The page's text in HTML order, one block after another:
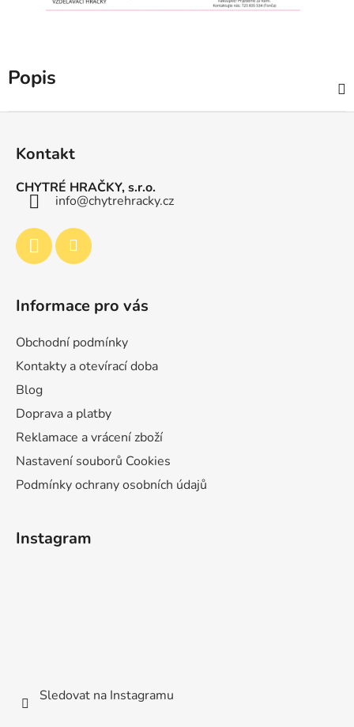
Popis
Kontakt
CHYTRÉ HRAČKY, s.r.o.
info@chytrehracky.cz
Informace pro vás
Obchodní podmínky
Kontakty a otevírací doba
Blog
Doprava a platby
Reklamace a vrácení zboží
Nastavení souborů Cookies
Podmínky ochrany osobních údajů
Instagram
Sledovat na Instagramu